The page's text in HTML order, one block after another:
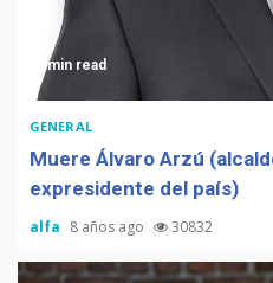
3 min read
GENERAL
Muere Álvaro Arzú
expresidente del país)
alfa 8 años ago 30832